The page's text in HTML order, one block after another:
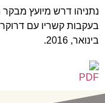
נתניהו דרש מיועץ
בעקבות קשריו עם
בינואר, 2016.